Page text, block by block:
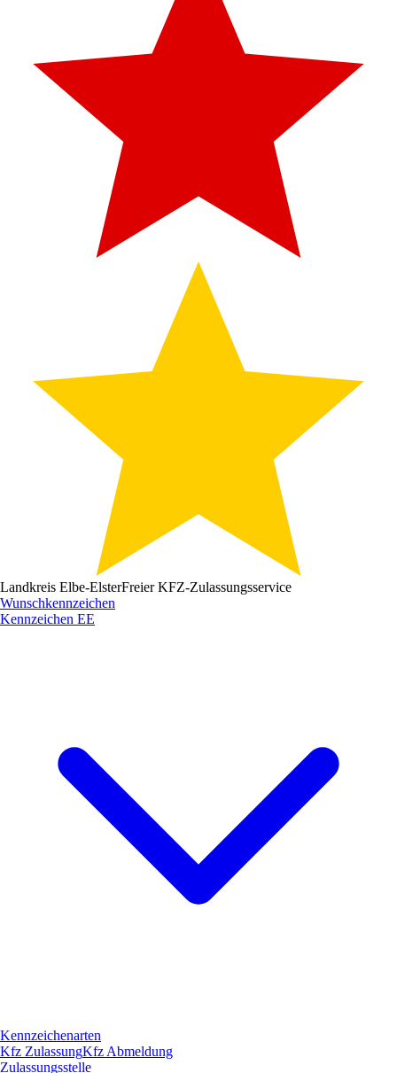
Landkreis Elbe-ElsterFreier KFZ-Zulassungsservice
Wunschkennzeichen
Kennzeichen EE
Kennzeichenarten
Kfz ZulassungKfz Abmeldung
Zulassungsstelle